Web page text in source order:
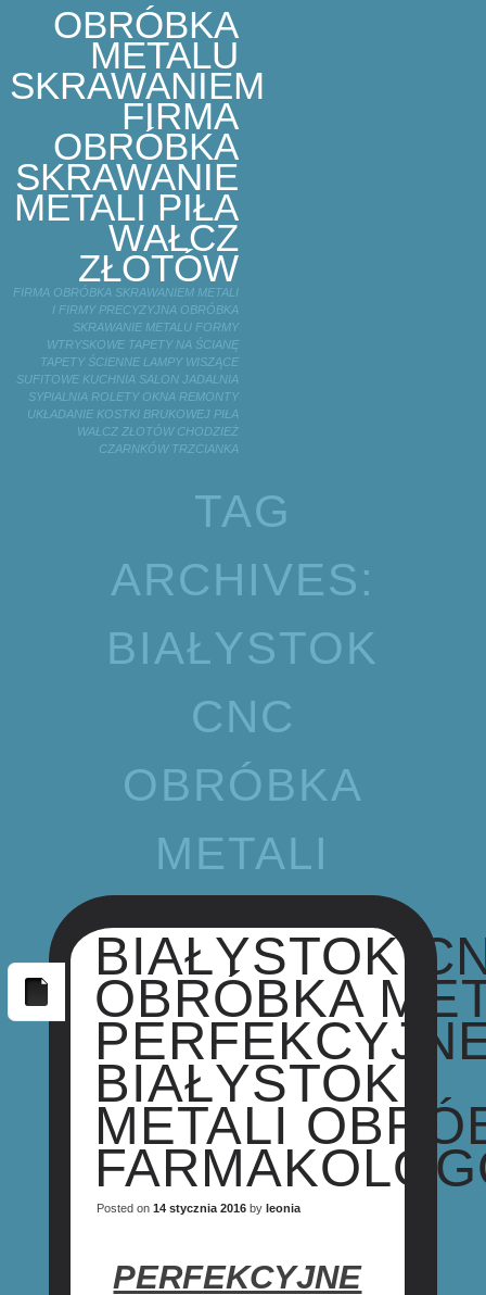
OBRÓBKA
METALU
SKRAWANIEM
FIRMA
OBRÓBKA
SKRAWANIE
METALI PIŁA
WAŁCZ
ZŁOTÓW
FIRMA OBRÓBKA SKRAWANIEM METALI
I FIRMY PRECYZYJNA OBRÓBKA
SKRAWANIE METALU FORMY
WTRYSKOWE TAPETY NA ŚCIANĘ
TAPETY ŚCIENNE LAMPY WISZĄCE
SUFITOWE KUCHNIA SALON JADALNIA
SYPIALNIA ROLETY OKNA REMONTY
UKŁADANIE KOSTKI BRUKOWEJ PIŁA
WAŁCZ ZŁOTÓW CHODZIEŻ
CZARNKÓW TRZCIANKA
TAG
ARCHIVES:
BIAŁYSTOK
CNC
OBRÓBKA
METALI
BIAŁYSTOK
OBRÓBKA
BIAŁYSTOK
METALI
Posted on 14 stycznia 2016by leonia
PERFEKCYJNE